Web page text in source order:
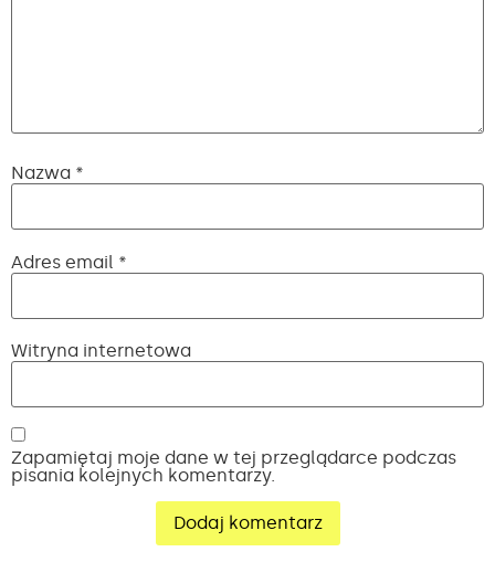
Nazwa *
Adres email *
Witryna internetowa
Zapamiętaj moje dane w tej przeglądarce podczas
pisania kolejnych komentarzy.